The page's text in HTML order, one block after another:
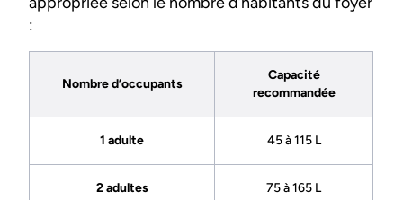
:
Nombre d’occupants
Capacité
recommandée
1 adulte 45 à 115 L
2 adultes 75 à 165 L